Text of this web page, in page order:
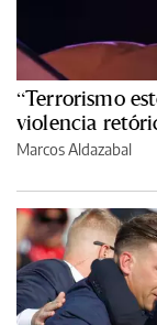
“Terrorismo
violencia
Marcos Aldazabal